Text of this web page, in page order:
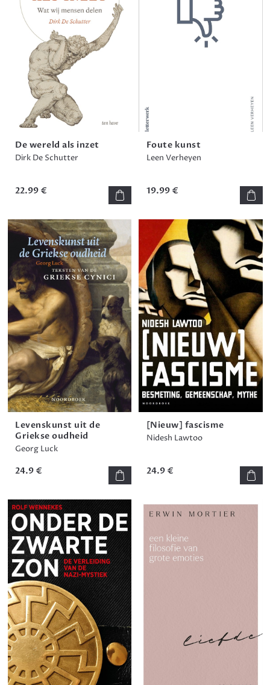
De wereld als inzet
Dirk De Schutter
22.99 €
Foute kunst
Leen Verheyen
19.99 €
Levenskunst uit de
Griekse oudheid
Georg Luck
24.9 €
[Nieuw] fascisme
Nidesh Lawtoo
24.9 €